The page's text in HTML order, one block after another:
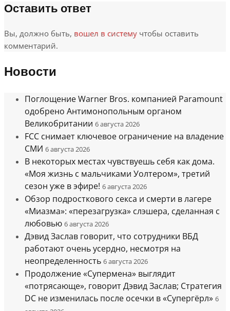
Оставить ответ
Вы, должно быть, вошел в систему чтобы оставить
комментарий.
Новости
Поглощение Warner Bros. компанией Paramount
одобрено Антимонопольным органом
Великобритании 6 августа 2026
FCC снимает ключевое ограничение на владение
СМИ 6 августа 2026
В некоторых местах чувствуешь себя как дома.
«Моя жизнь с мальчиками Уолтером», третий
сезон уже в эфире! 6 августа 2026
Обзор подросткового секса и смерти в лагере
«Миазма»: «перезагрузка» слэшера, сделанная с
любовью 6 августа 2026
Дэвид Заслав говорит, что сотрудники ВБД
работают очень усердно, несмотря на
неопределенность 6 августа 2026
Продолжение «Супермена» выглядит
«потрясающе», говорит Дэвид Заслав; Стратегия
DC не изменилась после осечки в «Супергёрл» 6